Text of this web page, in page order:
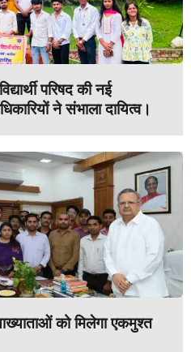
परिषद की नई
ने संभाला दायित्व।
को मिलेगा एकमुश्त